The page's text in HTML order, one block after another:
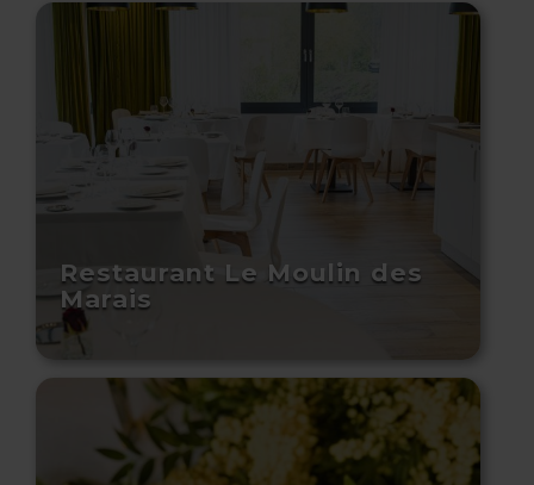
Restaurant Le Moulin des
Marais